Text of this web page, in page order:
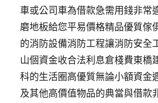
車或公司車為借款急需用錢非常
磨地板給您平易價格精品優質傢
的消防設備消防工程讓消防安全
山個資金收合法利息倉棧費東橋
科的生活圈高優質無論小額資金
及其他高價值物品的典當與借款